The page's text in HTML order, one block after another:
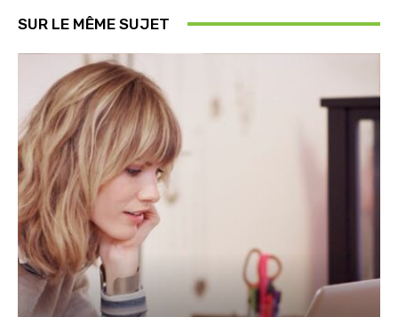
SUR LE MÊME SUJET